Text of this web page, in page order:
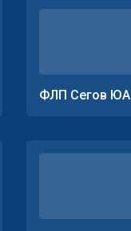
ФЛП Сегов ЮА